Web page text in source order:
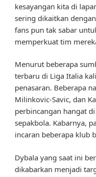
kesayangan kita di
sering dikaitkan
fans pun tak sabar
memperkuat tim
Menurut beberapa
terbaru di Liga Italia
penasaran. Beberapa
Milinkovic-Savic, dan
perbincangan hangat
sepakbola. Kabarnya,
incaran beberapa klub
Dybala yang saat ini
dikabarkan menjadi